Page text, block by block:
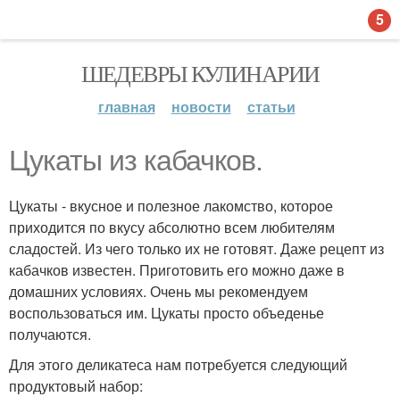
ШЕДЕВРЫ КУЛИНАРИИ
главная новости статьи
Цукаты из кабачков.
Цукаты - вкусное и полезное лакомство, которое
приходится по вкусу абсолютно всем любителям
сладостей. Из чего только их не готовят. Даже рецепт из
кабачков известен. Приготовить его можно даже в
домашних условиях. Очень мы рекомендуем
воспользоваться им. Цукаты просто объеденье
получаются.
Для этого деликатеса нам потребуется следующий
продуктовый набор:
5